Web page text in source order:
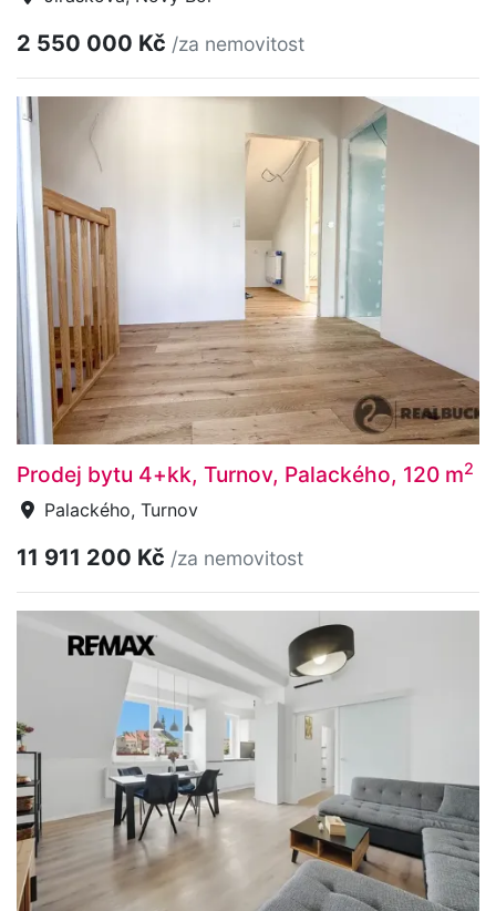
2 550 000 Kč /za nemovitost
Prodej bytu 4+kk, Turnov, Palackého, 120 m2
Palackého, Turnov
11 911 200 Kč /za nemovitost